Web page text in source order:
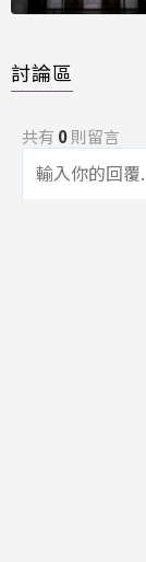
討論區
共有 0則留言